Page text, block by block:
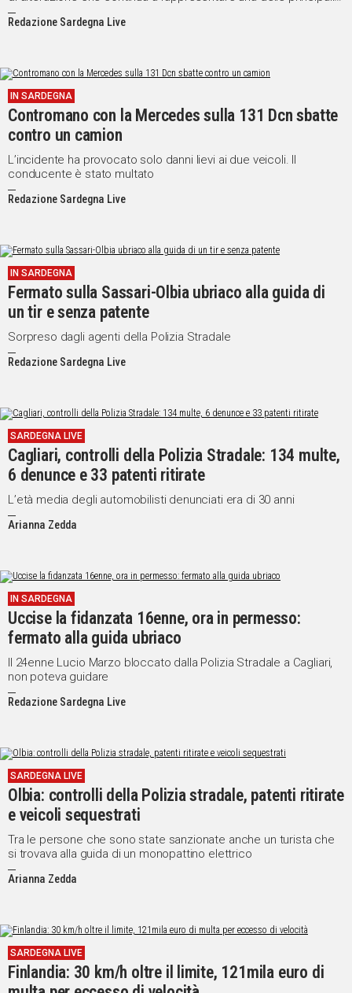
cause degli incidenti stradali"
Redazione Sardegna Live
IN SARDEGNA
Contromano con la Mercedes sulla 131 Dcn sbatte
contro un camion
L’incidente ha provocato solo danni lievi ai due veicoli. Il
conducente è stato multato
Redazione Sardegna Live
IN SARDEGNA
Fermato sulla Sassari-Olbia ubriaco alla guida di
un tir e senza patente
Sorpreso dagli agenti della Polizia Stradale
Redazione Sardegna Live
SARDEGNA LIVE
Cagliari, controlli della Polizia Stradale: 134 multe,
6 denunce e 33 patenti ritirate
L’età media degli automobilisti denunciati era di 30 anni
Arianna Zedda
IN SARDEGNA
Uccise la fidanzata 16enne, ora in permesso:
fermato alla guida ubriaco
Il 24enne Lucio Marzo bloccato dalla Polizia Stradale a Cagliari,
non poteva guidare
Redazione Sardegna Live
SARDEGNA LIVE
Olbia: controlli della Polizia stradale, patenti ritirate
e veicoli sequestrati
Tra le persone che sono state sanzionate anche un turista che
si trovava alla guida di un monopattino elettrico
Arianna Zedda
SARDEGNA LIVE
Finlandia: 30 km/h oltre il limite, 121mila euro di